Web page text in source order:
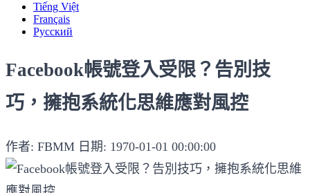
Tiếng Việt
Français
Русский
Facebook帳號登入受限？告別技
巧，擁抱系統化思維應對風控
作者: FBMM 日期: 1970-01-01 00:00:00